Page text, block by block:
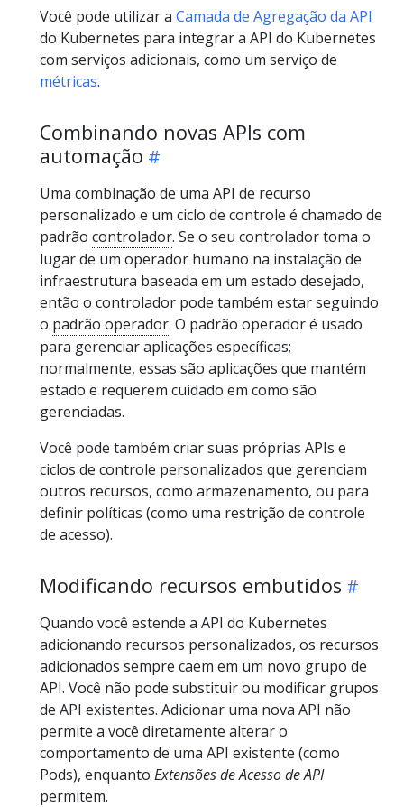
Você pode utilizar a Camada de Agregação da API
do Kubernetes para integrar a API do Kubernetes
com serviços adicionais, como um serviço de
métricas.
Combinando novas APIs com
automação
Uma combinação de uma API de recurso
personalizado e um ciclo de controle é chamado de
padrão controlador. Se o seu controlador toma o
lugar de um operador humano na instalação de
infraestrutura baseada em um estado desejado,
então o controlador pode também estar seguindo
o padrão operador. O padrão operador é usado
para gerenciar aplicações específicas;
normalmente, essas são aplicações que mantém
estado e requerem cuidado em como são
gerenciadas.
Você pode também criar suas próprias APIs e
ciclos de controle personalizados que gerenciam
outros recursos, como armazenamento, ou para
definir políticas (como uma restrição de controle
de acesso).
Modificando recursos embutidos
Quando você estende a API do Kubernetes
adicionando recursos personalizados, os recursos
adicionados sempre caem em um novo grupo de
API. Você não pode substituir ou modificar grupos
de API existentes. Adicionar uma nova API não
permite a você diretamente alterar o
comportamento de uma API existente (como
Pods), enquanto Extensões de Acesso de API
permitem.